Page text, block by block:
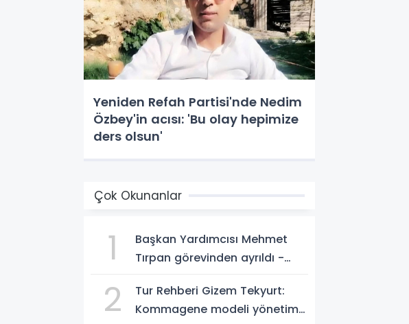
Yeniden Refah Partisi'nde Nedim
Özbey'in acısı: 'Bu olay hepimize
ders olsun'
Çok Okunanlar
1
Başkan Yardımcısı Mehmet
Tırpan görevinden ayrıldı -
2
Tur Rehberi Gizem Tekyurt:
Kommagene modeli yönetim